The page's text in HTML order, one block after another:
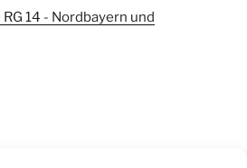
14 - Nordbayern und